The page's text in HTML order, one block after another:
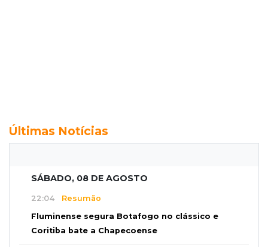
Últimas Notícias
SÁBADO, 08 DE AGOSTO
22:04 Resumão
Fluminense segura Botafogo no clássico e
Coritiba bate a Chapecoense